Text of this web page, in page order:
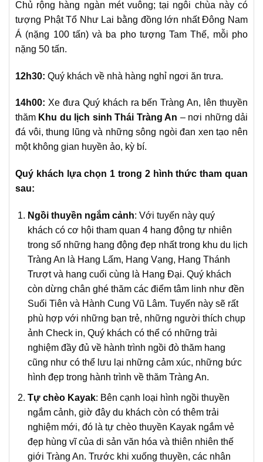
Chủ rộng hàng ngàn mét vuông; tại ngôi chùa này có
tượng Phật Tổ Như Lai bằng đồng lớn nhất Đông Nam
Á (nặng 100 tấn) và ba pho tượng Tam Thế, mỗi pho
nặng 50 tấn.
12h30: Quý khách về nhà hàng nghỉ ngơi ăn trưa.
14h00: Xe đưa Quý khách ra bến Tràng An, lên thuyền
thăm Khu du lịch sinh Thái Tràng An – nơi những dải
đá vôi, thung lũng và những sông ngòi đan xen tạo nên
một không gian huyền ảo, kỳ bí.
Quý khách lựa chọn 1 trong 2 hình thức tham quan
sau:
Ngồi thuyền ngắm cảnh: Với tuyến này quý
khách có cơ hội tham quan 4 hang động tự nhiên
trong số những hang động đẹp nhất trong khu du lịch
Tràng An là Hang Lấm, Hang Vạng, Hang Thánh
Trượt và hang cuối cùng là Hang Đại. Quý khách
còn dừng chân ghé thăm các điểm tâm linh như đền
Suối Tiên và Hành Cung Vũ Lâm. Tuyến này sẽ rất
phù hợp với những bạn trẻ, những người thích chụp
ảnh Check in, Quý khách có thể có những trải
nghiệm đầy đủ về hành trình ngồi đò thăm hang
cũng như có thể lưu lại những cảm xúc, những bức
hình đẹp trong hành trình về thăm Tràng An.
Tự chèo Kayak: Bên cạnh loại hình ngồi thuyền
ngắm cảnh, giờ đây du khách còn có thêm trải
nghiệm mới, đó là tự chèo thuyền Kayak ngắm vẻ
đẹp hùng vĩ của di sản văn hóa và thiên nhiên thế
giới Tràng An. Trước khi xuống thuyền, các nhân